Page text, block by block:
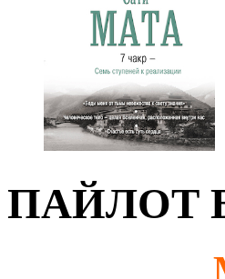
ПАЙЛОТ